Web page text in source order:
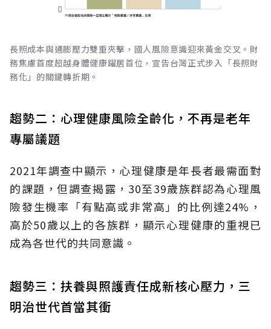
長照成本與通膨壓力雙重夾擊，國人風險意識迎來黃金交叉。財
務焦慮首度超越身體健康躍居首位，宣告台灣正式步入「長照財
務化」的關鍵轉折期。
趨勢二：心理健康風險全齡化，不再是老年
專屬議題
2021年調查中顯示，心理健康是年長者最需面對
的課題，但調查揭露，30至39歲族群認為心理風
險發生機率「有點高或非常高」的比例達24%，
高於50歲以上的各族群，顯示心理健康的重視已
成為各世代的共同意識。
趨勢三：扶養與照護責任成新核心壓力，三
明治世代首當其衝